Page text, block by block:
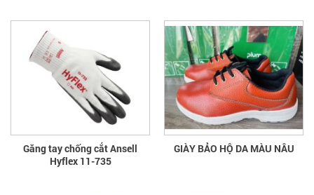
Găng tay chống cắt Ansell
Hyflex 11-735
GIÀY BẢO HỘ DA MÀU NÂU